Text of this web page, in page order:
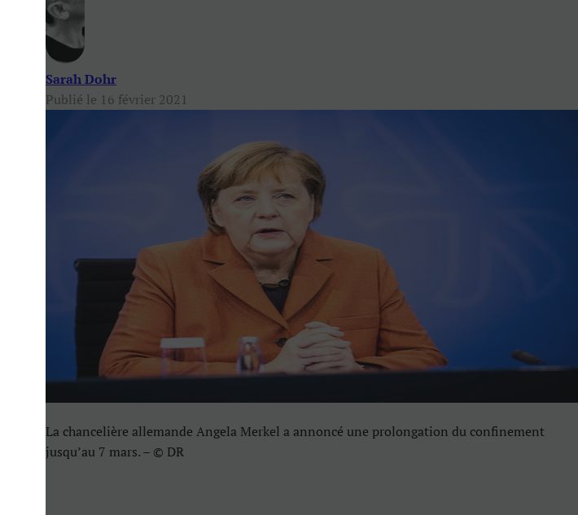
Sarah Dohr
Publié le 16 février 2021
La chancelière allemande Angela Merkel a annoncé une prolongation du confinement
jusqu’au 7 mars. – © DR